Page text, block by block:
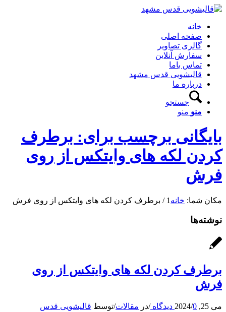
خانه
صفحه اصلی
گالری تصاویر
سفارش آنلاین
تماس باما
قالیشویی قدس مشهد
درباره ما
جستجو
منو منو
بایگانی برچسب برای: برطرف
کردن لکه های وایتکس از روی
فرش
مکان شما: خانه 1
/ برطرف کردن لکه های وایتکس از روی فرش
نوشته‌ها
برطرف کردن لکه های وایتکس از روی
فرش
می 25, 2024 /0 دیدگاه /در مقالات/توسط قالیشویی قدس